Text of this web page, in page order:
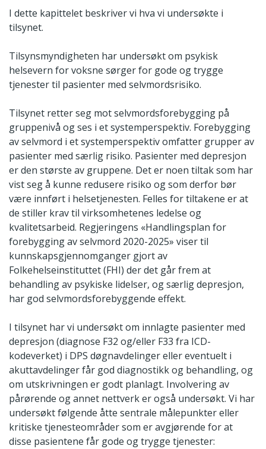
I dette kapittelet beskriver vi hva vi undersøkte i
tilsynet.
Tilsynsmyndigheten har undersøkt om psykisk
helsevern for voksne sørger for gode og trygge
tjenester til pasienter med selvmordsrisiko.
Tilsynet retter seg mot selvmordsforebygging på
gruppenivå og ses i et systemperspektiv. Forebygging
av selvmord i et systemperspektiv omfatter grupper av
pasienter med særlig risiko. Pasienter med depresjon
er den største av gruppene. Det er noen tiltak som har
vist seg å kunne redusere risiko og som derfor bør
være innført i helsetjenesten. Felles for tiltakene er at
de stiller krav til virksomhetenes ledelse og
kvalitetsarbeid. Regjeringens «Handlingsplan for
forebygging av selvmord 2020-2025» viser til
kunnskapsgjennomganger gjort av
Folkehelseinstituttet (FHI) der det går frem at
behandling av psykiske lidelser, og særlig depresjon,
har god selvmordsforebyggende effekt.
I tilsynet har vi undersøkt om innlagte pasienter med
depresjon (diagnose F32 og/eller F33 fra ICD-
kodeverket) i DPS døgnavdelinger eller eventuelt i
akuttavdelinger får god diagnostikk og behandling, og
om utskrivningen er godt planlagt. Involvering av
pårørende og annet nettverk er også undersøkt. Vi har
undersøkt følgende åtte sentrale målepunkter eller
kritiske tjenesteområder som er avgjørende for at
disse pasientene får gode og trygge tjenester: